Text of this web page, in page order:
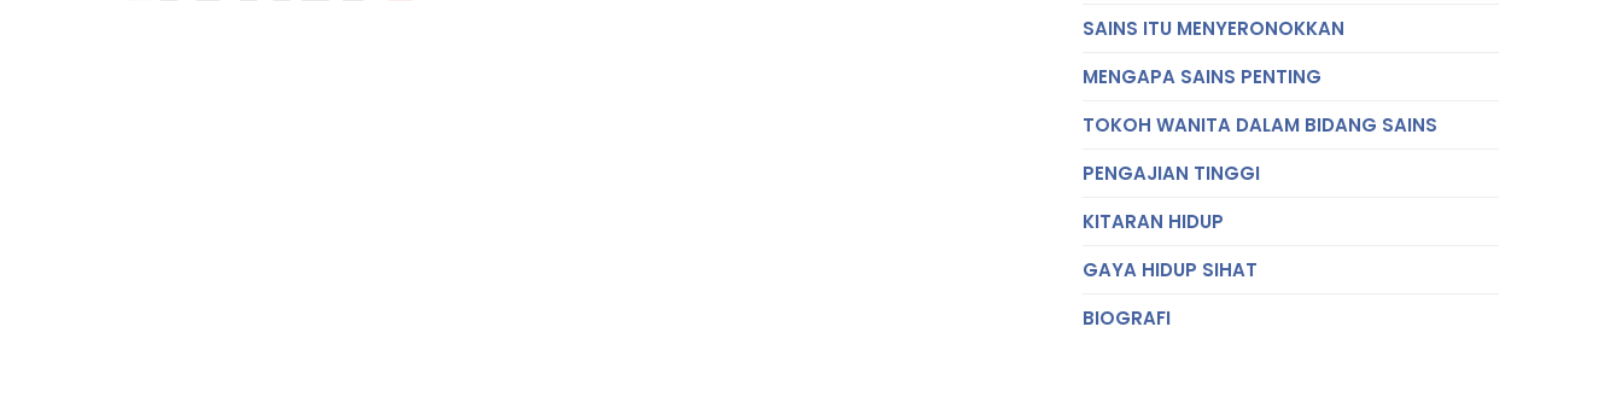
SAINS ITU MENYERONOKKAN
MENGAPA SAINS PENTING
TOKOH WANITA DALAM BIDANG SAINS
PENGAJIAN TINGGI
KITARAN HIDUP
GAYA HIDUP SIHAT
BIOGRAFI